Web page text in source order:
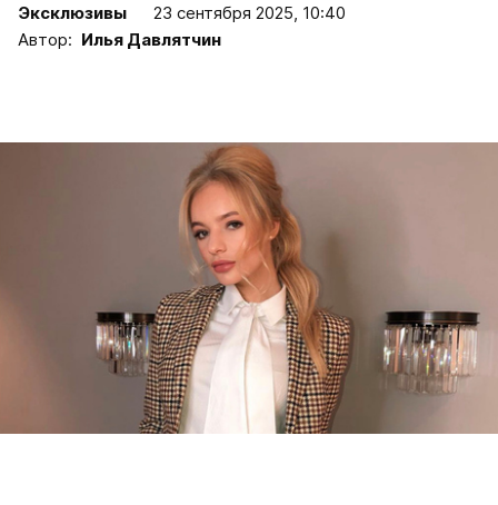
Эксклюзивы
23 сентября 2025, 10:40
Автор: Илья Давлятчин